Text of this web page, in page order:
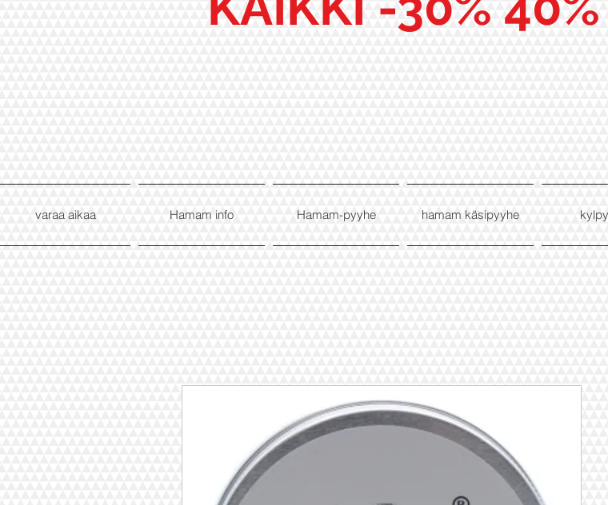
varaa aikaa Hamam info Hamam-pyyhe hamam käsipyyhe